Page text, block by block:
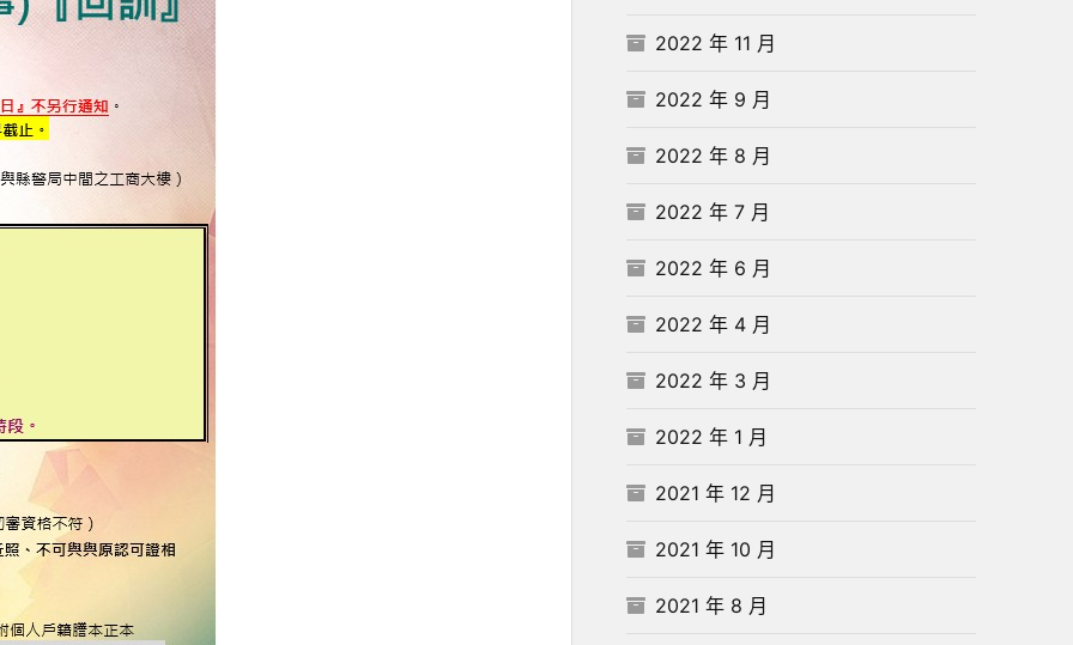
2022 年 11 月
2022 年 9 月
2022 年 8 月
2022 年 7 月
2022 年 6 月
2022 年 4 月
2022 年 3 月
2022 年 1 月
2021 年 12 月
2021 年 10 月
2021 年 8 月